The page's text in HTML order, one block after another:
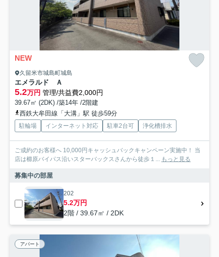
NEW
久留米市城島町城島
エメラルド Ａ
5.2万円 管理/共益費2,000円
39.67㎡ (2DK) /築14年 /2階建
西鉄大牟田線「大溝」駅 徒歩59分
駐輪場 インターネット対応 駐車2台可 浄化槽排水
ご成約のお客様へ 10,000円キャッシュバックキャンペーン実施中！ 当
店は櫛原バイパス沿いスターバックスさんから徒歩１... もっと見る
募集中の部屋
202
5.2万円
2階 / 39.67㎡ / 2DK
アパート